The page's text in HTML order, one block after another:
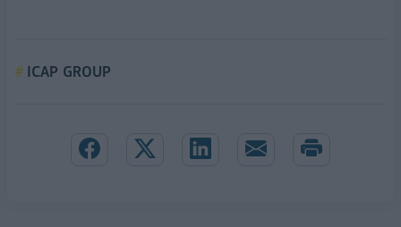
ICAP GROUP